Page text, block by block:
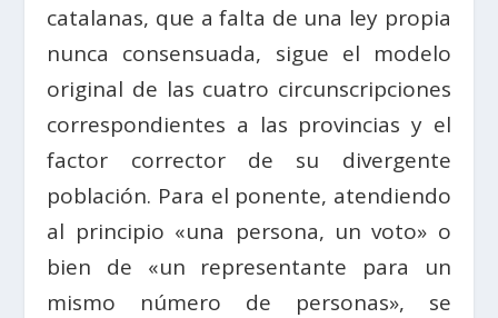
catalanas, que a falta de una ley propia
nunca consensuada, sigue el modelo
original de las cuatro circunscripciones
correspondientes a las provincias y el
factor corrector de su divergente
población. Para el ponente, atendiendo
al principio «una persona, un voto» o
bien de «un representante para un
mismo número de personas», se